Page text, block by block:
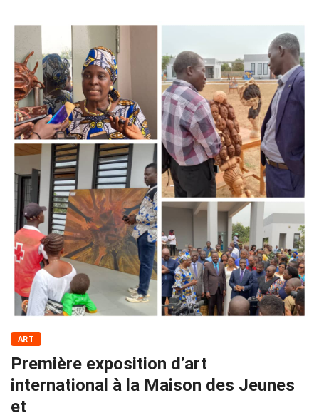
ART
Première exposition d’art
international à la Maison des Jeunes
et